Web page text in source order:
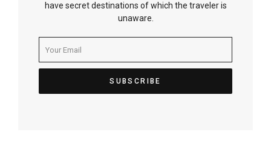
have secret destinations of which the traveler is
unaware.